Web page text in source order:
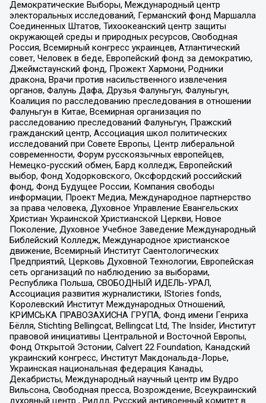
Демократические Выборы, Международный центр
электоральных исследований, Германский фонд Маршалла
Соединенных Штатов, Тихоокеанский центр защиты
окружающей среды и природных ресурсов, Свободная
Россия, Всемирный конгресс украинцев, Атлантический
совет, Человек в беде, Европейский фонд за демократию,
Джеймстаунский фонд, Прожект Хармони, Родники
дракона, Врачи против насильственного извлечения
органов, Фалунь Дафа, Друзья Фалуньгун, Фалуньгун,
Коалиция по расследованию преследования в отношении
Фалуньгун в Китае, Всемирная организация по
расследованию преследований Фалуньгун, Пражский
гражданский центр, Ассоциация школ политических
исследований при Совете Европы, Центр либеральной
современности, Форум русскоязычных европейцев,
Немецко-русский обмен, Бард колледж, Европейский
выбор, Фонд Ходорковского, Оксфордский российский
фонд, Фонд Будущее России, Компания свободы
информации, Проект Медиа, Международное партнерство
за права человека, Духовное Управление Евангельских
Христиан Украинской Христианской Церкви, Новое
Поколение, Духовное Учебное Заведение Международный
Библейский Колледж, Международное христианское
движение, Всемирный Институт Саентологических
Предприятий, Церковь Духовной Технологии, Европейская
сеть организаций по наблюдению за выборами,
Республика Польша, СВОБОДНЫЙ ИДЕЛЬ-УРАЛ,
Ассоциация развития журналистики, IStories fonds,
Королевский Институт Международных Отношений,
КРИМСЬКА ПРАВОЗАХИСНА ГРУПА, Фонд имени Генриха
Бёлля, Stichting Bellingcat, Bellingcat Ltd, The Insider, Институт
правовой инициативы Центральной и Восточной Европы,
Фонд Открытой Эстонии, Calvert 22 Foundation, Канадский
украинский конгресс, Институт Макдональда-Лорье,
Украинская национальная федерация Канады,
Декабристы, Международный научный центр им Вудро
Вильсона, Свободная пресса, Возрождение, Всеукраинский
духовный центр , Риддл, Русский антивоенный комитет в